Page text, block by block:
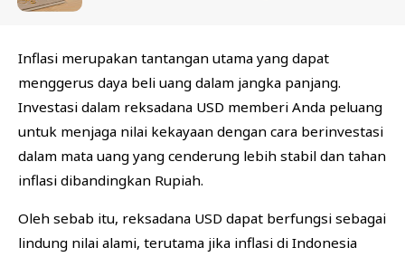
Inflasi merupakan tantangan utama yang dapat
menggerus daya beli uang dalam jangka panjang.
Investasi dalam reksadana USD memberi Anda peluang
untuk menjaga nilai kekayaan dengan cara berinvestasi
dalam mata uang yang cenderung lebih stabil dan tahan
inflasi dibandingkan Rupiah.
Oleh sebab itu, reksadana USD dapat berfungsi sebagai
lindung nilai alami, terutama jika inflasi di Indonesia